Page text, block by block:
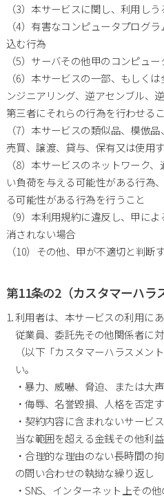
（3）本サービスに関し、利用し
（4）有害なコンピュータプログ
込む行為
（5）サーバその他甲のコンピュ
（6）本サービスの一部、もしく
ンジニアリング、逆アセンブル、
第三者にそれらの行為を行わせる
（7）本サービスの類似品、模倣
売買、譲渡、貸与、保有又は使用
（8）本サービスのネットワーク
い負荷を与える可能性がある行為
る可能性がある行為を行うこと
（9）本利用規約に違反し、甲に
消されない場合
（10）その他、甲が不適切と判断
第11条の2（カスタマーハラ
利用者は、本サービスの利用に
従業員、委託先その他関係者に
（以下「カスタマーハラスメン
い。
・暴力、威嚇、脅迫、または大
・侮辱、名誉毀損、人格を否定
・契約内容に含まれないサービ
当な範囲を超える金銭その他利
・合理的な理由のない長時間の
の問い合わせの執拗な繰り返し
・SNS、インターネット上その